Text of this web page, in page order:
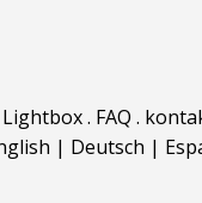
Lightbox. FAQ .
| Deutsch |